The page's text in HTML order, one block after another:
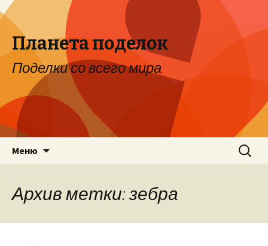
Планета поделок
Поделки со всего мира
Меню Найти:
Архив метки: зебра